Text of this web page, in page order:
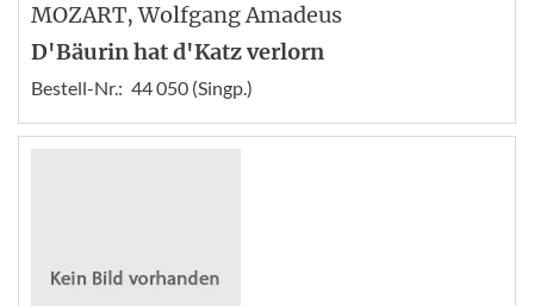
MOZART, Wolfgang Amadeus
D'Bäurin hat d'Katz verlorn
Bestell-Nr.: 44 050 (Singp.)